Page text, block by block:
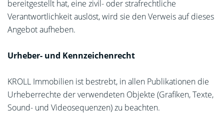
bereitgestellt hat, eine zivil- oder strafrechtliche
Verantwortlichkeit auslöst, wird sie den Verweis auf dieses
Angebot aufheben.
Urheber- und Kennzeichenrecht
KROLL Immobilien ist bestrebt, in allen Publikationen die
Urheberrechte der verwendeten Objekte (Grafiken, Texte,
Sound- und Videosequenzen) zu beachten.